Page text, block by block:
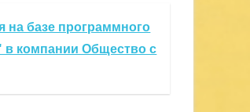
на базе программного
в компании Общество с